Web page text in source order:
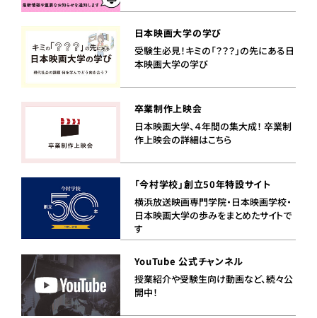
日本映画大学の学び
受験生必見！キミの「？？？」の先にある日
本映画大学の学び
卒業制作上映会
日本映画大学、４年間の集大成！ 卒業制
作上映会の詳細はこちら
「今村学校」創立50年特設サイト
横浜放送映画専門学院・日本映画学校・
日本映画大学の歩みをまとめたサイトで
す
YouTube 公式チャンネル
授業紹介や受験生向け動画など、続々公
開中！